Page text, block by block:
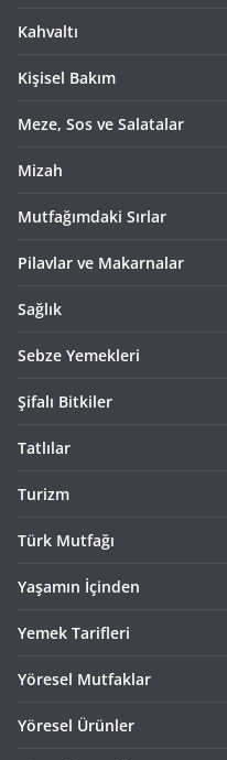
Kahvaltı
Kişisel Bakım
Meze, Sos ve Salatalar
Mizah
Mutfağımdaki Sırlar
Pilavlar ve Makarnalar
Sağlık
Sebze Yemekleri
Şifalı Bitkiler
Tatlılar
Turizm
Türk Mutfağı
Yaşamın İçinden
Yemek Tarifleri
Yöresel Mutfaklar
Yöresel Ürünler